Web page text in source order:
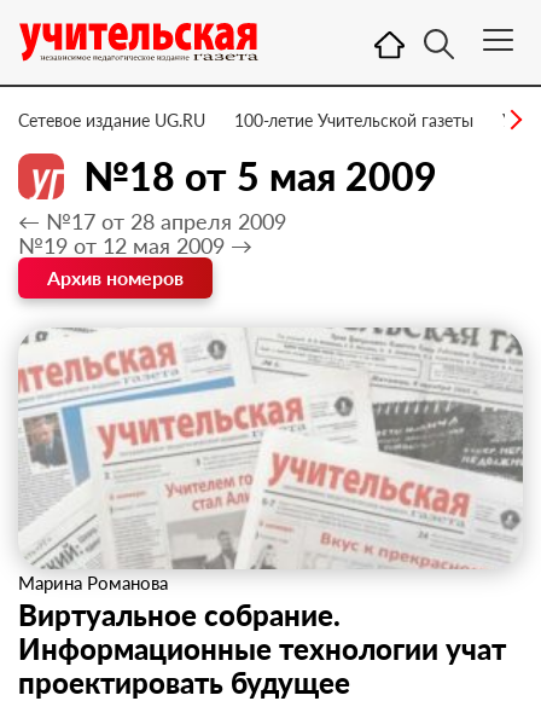
Сетевое издание UG.RU 100-летие Учительской газеты УГ –
№18 от 5 мая 2009
← №17 от 28 апреля 2009
№19 от 12 мая 2009 →
Архив номеров
Марина Романова
Виртуальное собрание.
Информационные технологии учат
проектировать будущее